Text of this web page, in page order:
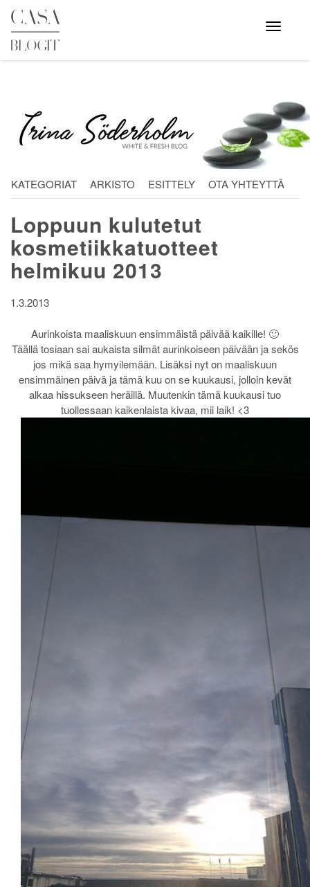
Skip
content
Avaa
valikko
KATEGORIAT ARKISTO ESITTELY OTA YHTEYTTÄ
Loppuun kulutetut
kosmetiikkatuotteet
helmikuu 2013
1.3.2013
Aurinkoista maaliskuun ensimmäistä päivää kaikille! 🙂
Täällä tosiaan sai aukaista silmät aurinkoiseen päivään ja sekös
jos mikä saa hymyilemään. Lisäksi nyt on maaliskuun
ensimmäinen päivä ja tämä kuu on se kuukausi, jolloin kevät
alkaa hissukseen heräillä. Muutenkin tämä kuukausi tuo
tuollessaan kaikenlaista kivaa, mii laik! <3